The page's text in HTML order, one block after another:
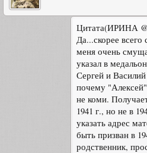
Цитата(ИРИНА @
Да...скорее
меня очень
указал в
Сергей и
почему
не коми.
1941 г., но не в
указать адрес
быть призван в
родственник,